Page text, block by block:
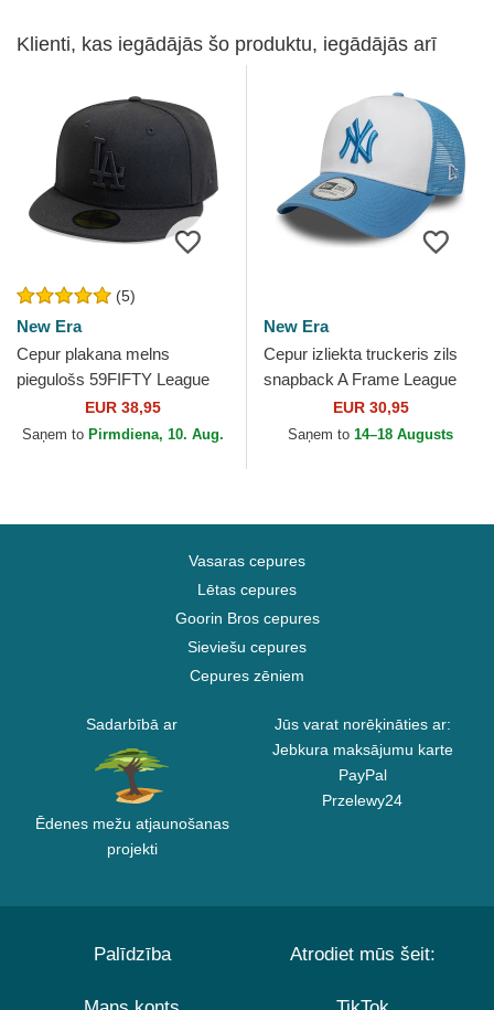
Klienti, kas iegādājās šo produktu, iegādājās arī
(5)
New Era
Cepur plakana melns
piegulošs 59FIFTY League
Essential no Los Angeles
Dodgers MLB no New Era
EUR 38,95
Saņem to Pirmdiena, 10. Aug.
New Era
Cepur izliekta truckeris zils
snapback A Frame League
Essential no New York
Yankees MLB no New Era
EUR 30,95
Saņem to 14–18 Augusts
Vasaras cepures
Lētas cepures
Goorin Bros cepures
Sieviešu cepures
Cepures zēniem
Sadarbībā ar
Ēdenes mežu atjaunošanas
projekti
Jūs varat norēķināties ar:
Jebkura maksājumu karte
PayPal
Przelewy24
Palīdzība Atrodiet mūs šeit: